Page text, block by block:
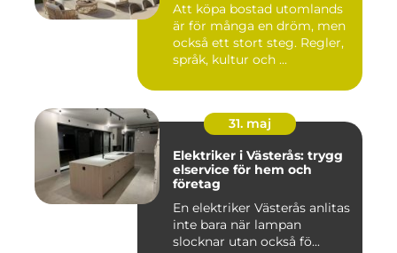
Att köpa bostad utomlands
är för många en dröm, men
också ett stort steg. Regler,
språk, kultur och ...
31. maj
Elektriker i Västerås: trygg
elservice för hem och
företag
En elektriker Västerås anlitas
inte bara när lampan
slocknar utan också fö...